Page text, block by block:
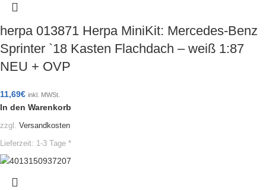
herpa 013871 Herpa MiniKit: Mercedes-Benz
Sprinter `18 Kasten Flachdach – weiß 1:87
NEU + OVP
11,69€ inkl. MWSt.
In den Warenkorb
zzgl. Versandkosten
Lieferzeit: 1-3 Tage *